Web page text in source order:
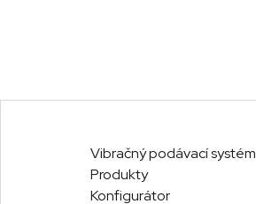
Vibračný podávací systém
Produkty
Konfigurátor